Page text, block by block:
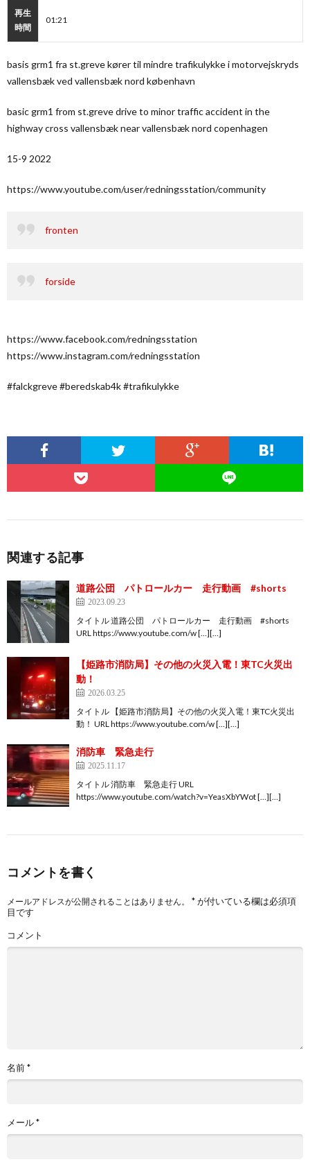
再生
時間
01:21
basis grm1 fra st.greve kører til mindre trafikulykke i motorvejskryds
vallensbæk ved vallensbæk nord københavn
basic grm1 from st.greve drive to minor traffic accident in the
highway cross vallensbæk near vallensbæk nord copenhagen
15-9 2022
https://www.youtube.com/user/redningsstation/community
fronten
forside
https://www.facebook.com/redningsstation
https://www.instagram.com/redningsstation
#falckgreve #beredskab4k #trafikulykke
関連する記事
道路公団 パトロールカー 走行動画 #shorts
2023.09.23
タイトル 道路公団 パトロールカー 走行動画 #shorts
URL https://www.youtube.com/w […][…]
【姫路市消防局】その他の火災入電！東TC火災出
動！
2026.03.25
タイトル 【姫路市消防局】その他の火災入電！東TC火災出
動！ URL https://www.youtube.com/w […][…]
消防車 緊急走行
2025.11.17
タイトル 消防車 緊急走行 URL
https://www.youtube.com/watch?v=YeasXbYWot […][…]
コメントを書く
メールアドレスが公開されることはありません。 *が付いている欄は必須項
目です
コメント
名前*
メール*